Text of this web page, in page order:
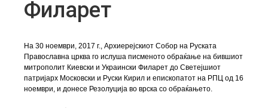
Филарет
На 30 ноември, 2017 г., Архиерејскиот Собор на Руската
Православна црква го ислуша писменото обраќање на бившиот
митрополит Киевски и Украински Филарет до Светејшиот
патријарх Московски и Руски Кирил и епископатот на РПЦ од 16
ноември, и донесе Резолуција во врска со обраќањето.